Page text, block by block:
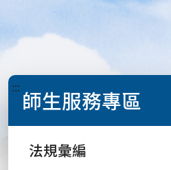
::: 師生服務專區
法規彙編